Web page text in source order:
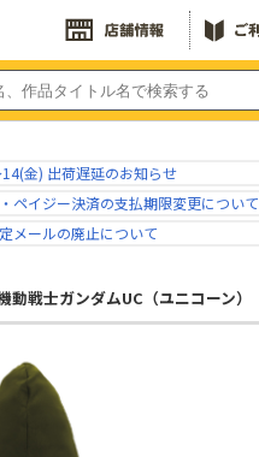
金) 出荷遅延のお知らせ
ペイジー決済の支払期限変更について
メールの廃止について
動戦士ガンダムUC（ユニコーン）